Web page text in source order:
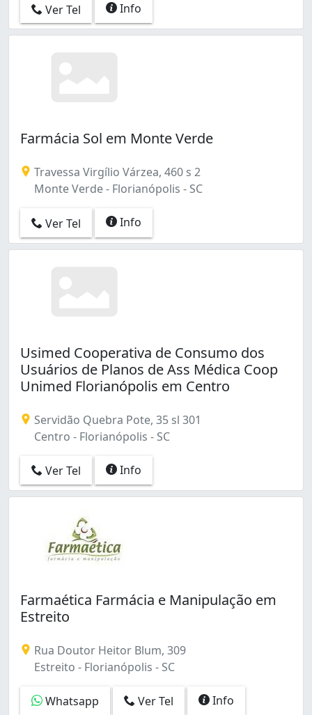
Ver Tel Info
Farmácia Sol em Monte Verde
Travessa Virgílio Várzea, 460 s 2
Monte Verde - Florianópolis - SC
Ver Tel Info
Usimed Cooperativa de Consumo dos
Usuários de Planos de Ass Médica Coop
Unimed Florianópolis em Centro
Servidão Quebra Pote, 35 sl 301
Centro - Florianópolis - SC
Ver Tel Info
Farmaética Farmácia e Manipulação em
Estreito
Rua Doutor Heitor Blum, 309
Estreito - Florianópolis - SC
Whatsapp Ver Tel Info